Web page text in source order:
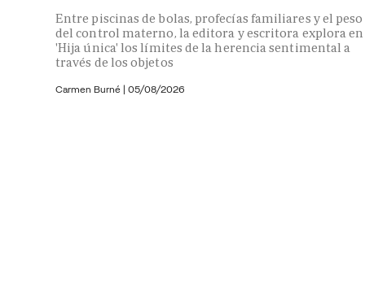
Entre piscinas de bolas, profecías familiares y el peso
del control materno, la editora y escritora explora en
'Hija única' los límites de la herencia sentimental a
través de los objetos
Carmen Burné | 05/08/2026